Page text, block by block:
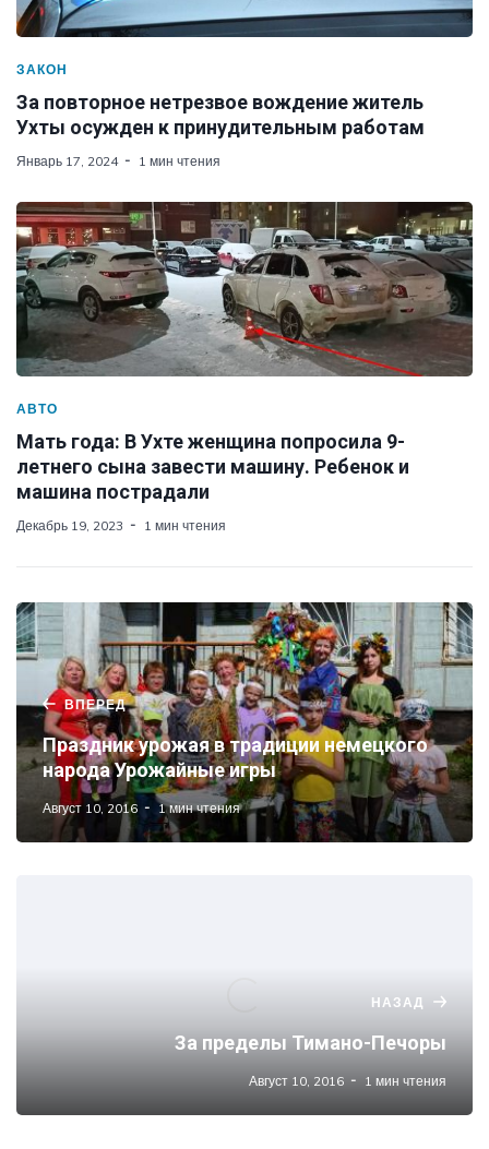
ЗАКОН
За повторное нетрезвое вождение житель
Ухты осужден к принудительным работам
Январь 17, 2024 1 мин чтения
АВТО
Мать года: В Ухте женщина попросила 9-
летнего сына завести машину. Ребенок и
машина пострадали
Декабрь 19, 2023 1 мин чтения
ВПЕРЕД
Праздник урожая в традиции немецкого
народа Урожайные игры
Август 10, 2016 1 мин чтения
НАЗАД
За пределы Тимано-Печоры
Август 10, 2016 1 мин чтения